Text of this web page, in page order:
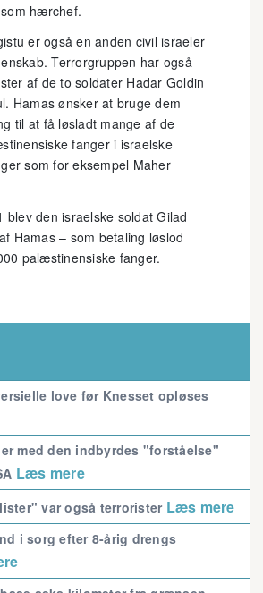
hærchef.
er også en anden civil israeler
Terrorgruppen har også
af de to soldater Hadar Goldin
Hamas ønsker at bruge dem
til at få løsladt mange af de
fanger i israelske
som for eksempel Maher
blev den israelske soldat Gilad
Hamas – som betaling løslod
palæstinensiske fanger.
love før Knesset opløses
med den indbyrdes "forståelse"
Læs mere
var også terrorister Læs mere
i sorg efter 8-årig drengs